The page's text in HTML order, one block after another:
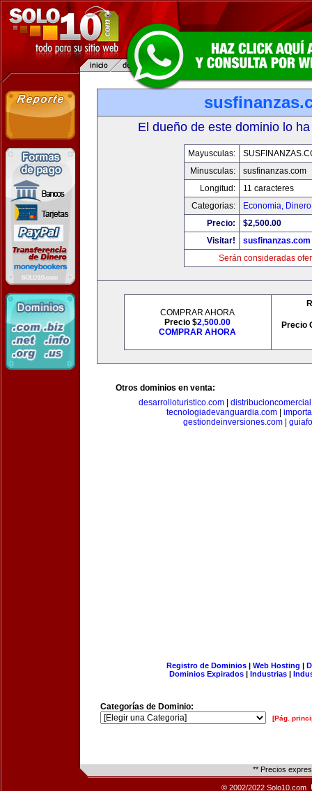
El dueño de este dominio lo
Mayusculas:
Minusculas:
susfinanzas.com
Longitud:
11 caracteres
Categorias:
Economia,
Precio:
$2,500.00
Visitar!
susfinanzas.com
Serán consideradas
COMPRAR AHORA
Precio $2,500.00
COMPRAR AHORA
Precio
Otros dominios en venta:
desarrolloturistico.com
tecnologiadevanguardia.com|
gestiondeinversiones.com
Registro de Dominios| Web Hosting |
Dominios Expirados | Industrias |
Categorías de Dominio:
[Pág.
** Precios
© 2002/2022 Solo10.com